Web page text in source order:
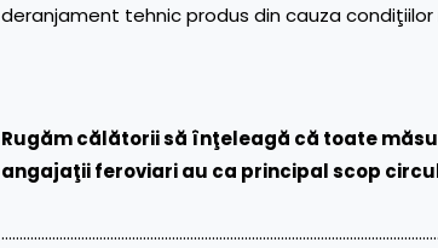
deranjament tehnic produs din cauza
Rugăm călătorii să înţeleagă că toate
angajaţii feroviari au ca principal scop